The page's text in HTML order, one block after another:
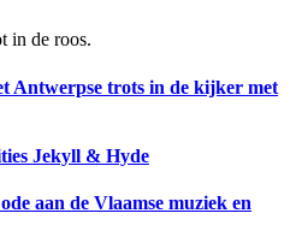
in de roos.
Antwerpse trots in de kijker met
Jekyll & Hyde
aan de Vlaamse muziek en